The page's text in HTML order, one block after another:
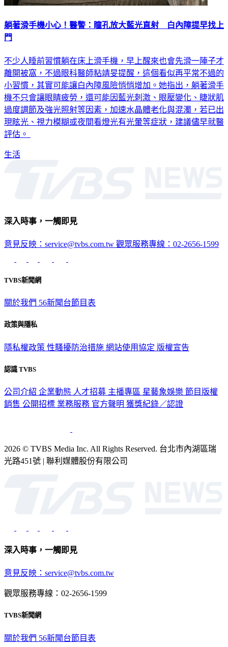
躺著滑手機小心！醫警：瞳孔放大藍光直射 白內障提早找上
門
不少人睡前習慣躺在床上滑手機，早上醒來也會先滑一陣子才
離開被窩，不過眼科醫師粘靖旻提醒，這個看似再平常不過的
小習慣，其實可能讓白內障風險悄悄增加。她指出，躺著滑手
機不只會讓眼睛疲勞，還可能因藍光刺激、眼壓變化、睫狀肌
過度調節及強光照射等因素，加速水晶體老化與混濁，若已出
現眩光、視力模糊或夜間看燈光有光暈等症狀，建議儘早就醫
評估。
生活
深入時事，一觸即見
意見反映：service@tvbs.com.tw 觀眾服務專線：02-2656-1599
TVBS新聞網
關於我們 56新聞台節目表
政策與隱私
隱私權政策 性騷擾防治措施 網站使用協定 版權宣告
認識 TVBS
公司介紹 企業動態 人才招募 主播專區 星藝象娛樂 節目版權
銷售 公開招標 業務服務 官方聲明 獲獎紀錄／認證
2026 © TVBS Media Inc. All Rights Reserved. 台北市內湖區瑞
光路451號 | 聯利媒體股份有限公司
深入時事，一觸即見
意見反映：service@tvbs.com.tw
觀眾服務專線：02-2656-1599
TVBS新聞網
關於我們 56新聞台節目表